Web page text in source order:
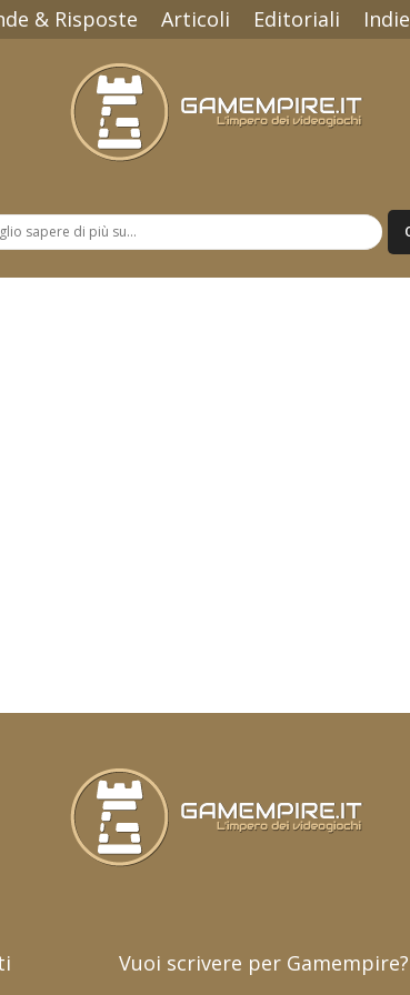
& Risposte Articoli Editoriali Indie
Vuoi scrivere per Gamempire?